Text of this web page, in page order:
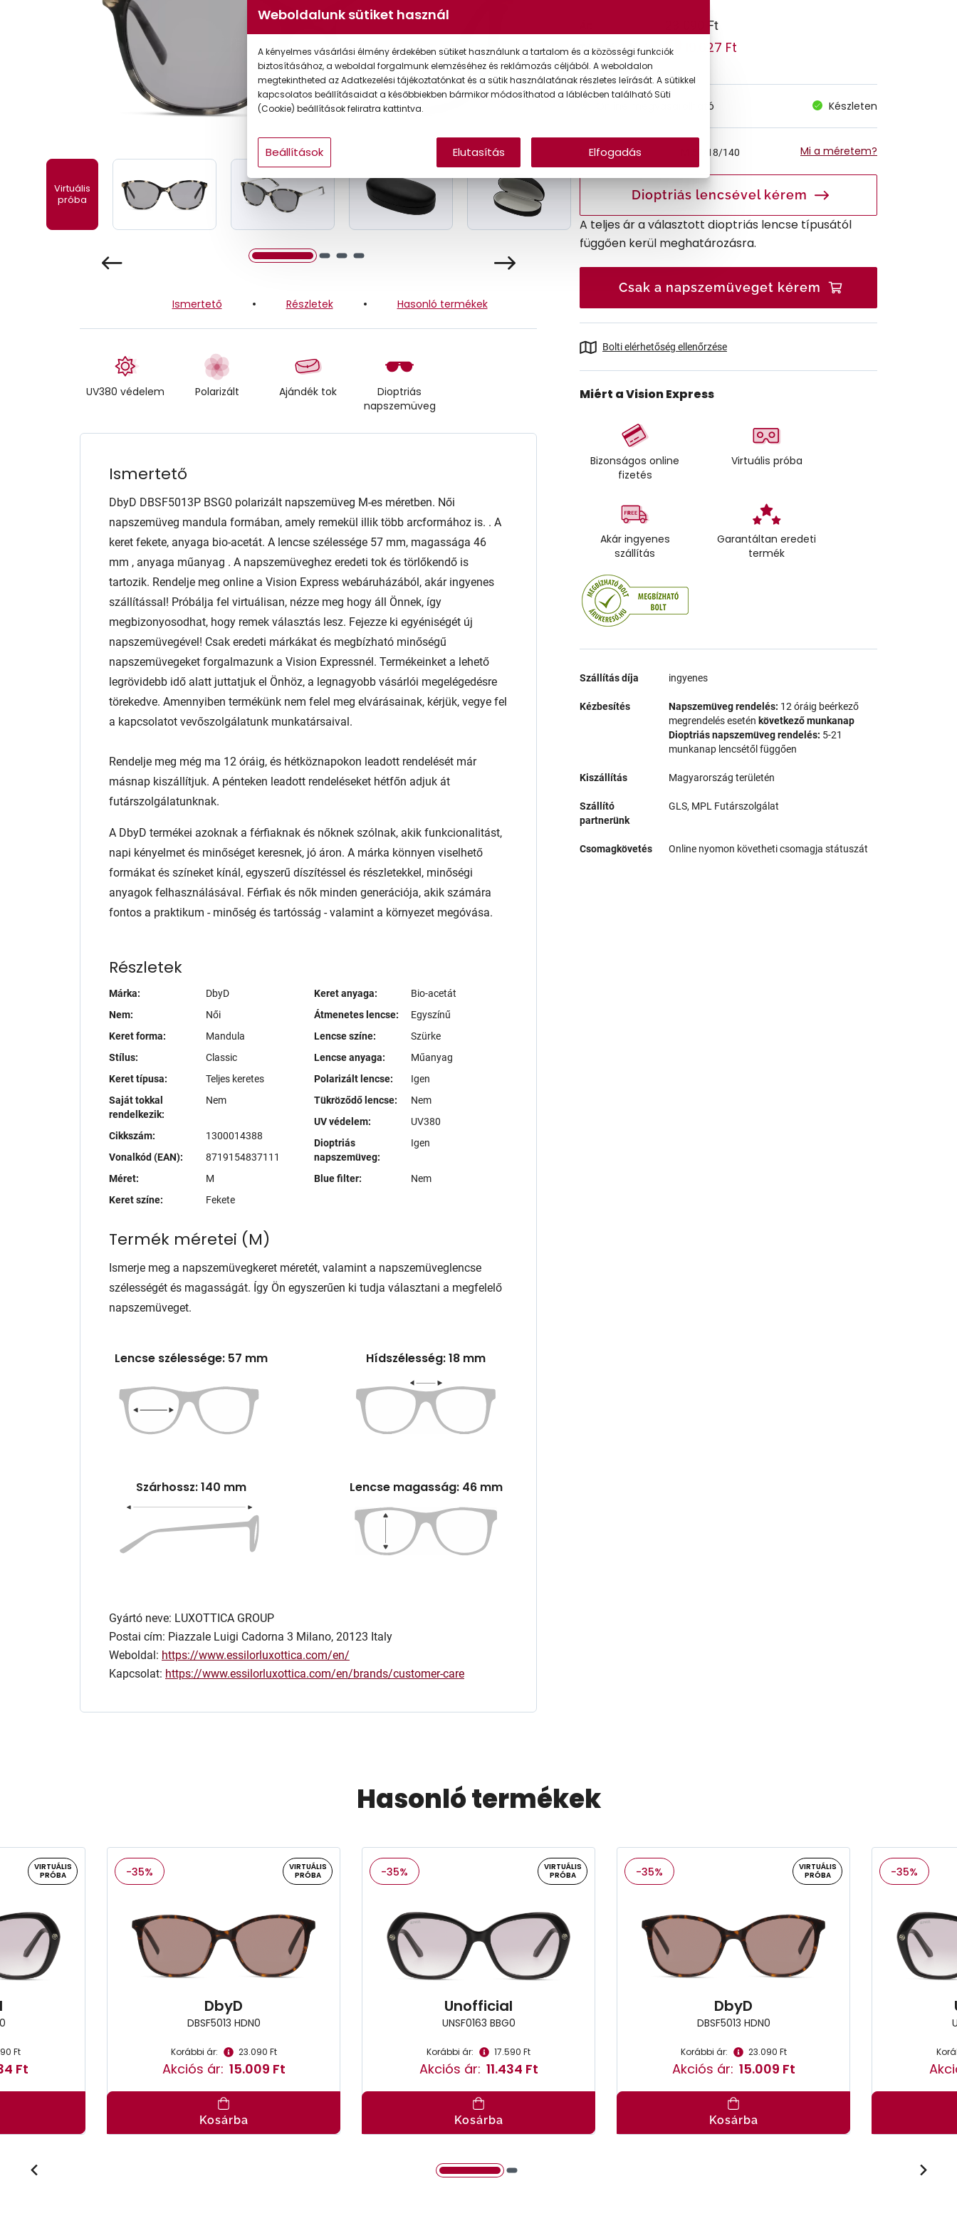
Gyermek
Virtuális
próba
Ismertető Részletek Hasonló termékek
UV380 védelem Polarizált Ajándék tok
Dioptriás
napszemüveg
Ismertető
DbyD DBSF5013P BSG0 polarizált napszemüveg M-es méretben. Női
napszemüveg mandula formában, amely remekül illik több arcformához is. . A
keret fekete, anyaga bio-acetát. A lencse szélessége 57 mm, magassága 46
mm , anyaga műanyag . A napszemüveghez eredeti tok és törlőkendő is
tartozik. Rendelje meg online a Vision Express webáruházából, akár ingyenes
szállítással! Próbálja fel virtuálisan, nézze meg hogy áll Önnek, így
megbizonyosodhat, hogy remek választás lesz. Fejezze ki egyéniségét új
napszemüvegével! Csak eredeti márkákat és megbízható minőségű
napszemüvegeket forgalmazunk a Vision Expressnél. Termékeinket a lehető
legrövidebb idő alatt juttatjuk el Önhöz, a legnagyobb vásárlói megelégedésre
törekedve. Amennyiben termékünk nem felel meg elvárásainak, kérjük, vegye fel
a kapcsolatot vevőszolgálatunk munkatársaival.
Rendelje meg még ma 12 óráig, és hétköznapokon leadott rendelését már
másnap kiszállítjuk. A pénteken leadott rendeléseket hétfőn adjuk át
futárszolgálatunknak.
A DbyD termékei azoknak a férfiaknak és nőknek szólnak, akik funkcionalitást,
napi kényelmet és minőséget keresnek, jó áron. A márka könnyen viselhető
formákat és színeket kínál, egyszerű díszítéssel és részletekkel, minőségi
anyagok felhasználásával. Férfiak és nők minden generációja, akik számára
fontos a praktikum - minőség és tartósság - valamint a környezet megóvása.
Részletek
Márka:
DbyD
Nem:
Női
Keret forma:
Mandula
Stílus:
Classic
Keret típusa:
Teljes keretes
Saját tokkal
rendelkezik:
Nem
Cikkszám:
1300014388
Vonalkód (EAN):
8719154837111
Méret:
M
Keret színe:
Fekete
Keret anyaga:
Bio-acetát
Átmenetes lencse:
Egyszínű
Lencse színe:
Szürke
Lencse anyaga:
Műanyag
Polarizált lencse:
Igen
Tükröződő lencse:
Nem
UV védelem:
UV380
Dioptriás
napszemüveg:
Igen
Blue filter: Nem
Termék méretei (M)
Ismerje meg a napszemüvegkeret méretét, valamint a napszemüveglencse
szélességét és magasságát. Így Ön egyszerűen ki tudja választani a megfelelő
napszemüveget.
Lencse szélessége: 57 mm Hídszélesség: 18 mm
Szárhossz: 140 mm Lencse magasság: 46 mm
Gyártó neve: LUXOTTICA GROUP
Postai cím: Piazzale Luigi Cadorna 3 Milano, 20123 Italy
Weboldal: https://www.essilorluxottica.com/en/
Kapcsolat: https://www.essilorluxottica.com/en/brands/customer-care
23.090 Ft
Törzsvásárlói ár: 19.627 Ft
Online megvásárolható Készleten
Méret: 57/18/140 Mi a méretem?
Dioptriás lencsével kérem
A teljes ár a választott dioptriás lencse típusától
függően kerül meghatározásra.
Csak a napszemüveget kérem
Bolti elérhetőség ellenőrzése
Miért a Vision Express
Bizonságos online
fizetés
Virtuális próba
Akár ingyenes
szállítás
Garantáltan eredeti
termék
Szállítás díja ingyenes
Kézbesítés Napszemüveg rendelés: 12 óráig beérkező
megrendelés esetén következő munkanap
Dioptriás napszemüveg rendelés: 5-21
munkanap lencsétől függően
Kiszállítás Magyarország területén
Szállító
partnerünk
GLS, MPL Futárszolgálat
Csomagkövetés Online nyomon követheti csomagja státuszát
Hasonló termékek
VIRTUÁLIS
PRÓBA
Ft
Ft
-35%
VIRTUÁLIS
PRÓBA
DbyD
DBSF5013 HDN0
Korábbi ár: 23.090 Ft
Akciós ár: 15.009 Ft
Kosárba
-35%
VIRTUÁLIS
PRÓBA
Unofficial
UNSF0163 BBG0
Korábbi ár: 17.590 Ft
Akciós ár: 11.434 Ft
Kosárba
-35%
VIRTUÁLIS
PRÓBA
DbyD
DBSF5013 HDN0
Korábbi ár: 23.090 Ft
Akciós ár: 15.009 Ft
Kosárba
-35%
Weboldalunk sütiket használ
A kényelmes vásárlási élmény érdekében sütiket használunk a tartalom és a közösségi funkciók
biztosításához, a weboldal forgalmunk elemzéséhez és reklámozás céljából. A weboldalon
megtekintheted az Adatkezelési tájékoztatónkat és a sütik használatának részletes leírását. A sütikkel
kapcsolatos beállításaidat a későbbiekben bármikor módosíthatod a láblécben található Süti
(Cookie) beállítások feliratra kattintva.
Beállítások Elutasítás Elfogadás